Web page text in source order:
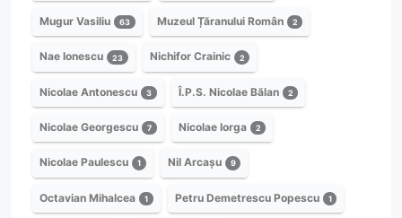
Mugur Vasiliu 63 Muzeul Țăranului Român 2
Nae Ionescu 23 Nichifor Crainic 2
Nicolae Antonescu 3 Î.P.S. Nicolae Bălan 2
Nicolae Georgescu 7 Nicolae Iorga 2
Nicolae Paulescu 1 Nil Arcașu 9
Octavian Mihalcea 1 Petru Demetrescu Popescu 1